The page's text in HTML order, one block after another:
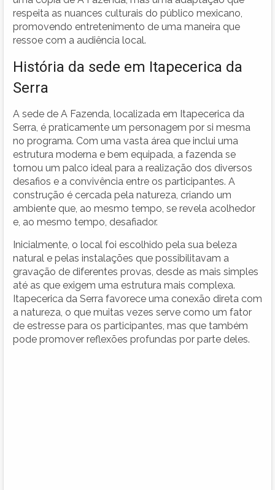
respeita as nuances culturais do público mexicano,
promovendo entretenimento de uma maneira que
ressoe com a audiência local.
História da sede em Itapecerica da
Serra
A sede de A Fazenda, localizada em Itapecerica da
Serra, é praticamente um personagem por si mesma
no programa. Com uma vasta área que inclui uma
estrutura moderna e bem equipada, a fazenda se
tornou um palco ideal para a realização dos diversos
desafios e a convivência entre os participantes. A
construção é cercada pela natureza, criando um
ambiente que, ao mesmo tempo, se revela acolhedor
e, ao mesmo tempo, desafiador.
Inicialmente, o local foi escolhido pela sua beleza
natural e pelas instalações que possibilitavam a
gravação de diferentes provas, desde as mais simples
até as que exigem uma estrutura mais complexa.
Itapecerica da Serra favorece uma conexão direta com
a natureza, o que muitas vezes serve como um fator
de estresse para os participantes, mas que também
pode promover reflexões profundas por parte deles.